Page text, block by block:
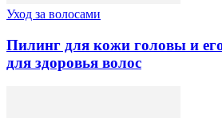
Уход за волосами
Пилинг для кожи головы и
для здоровья волос